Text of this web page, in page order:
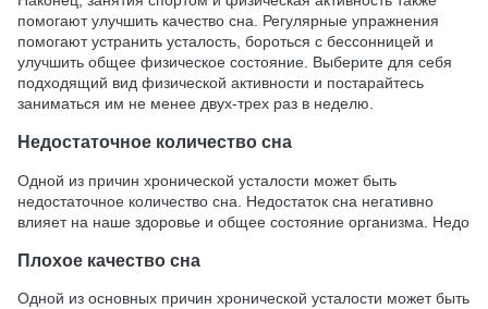
помогают улучшить качество сна. Регулярные упражнения
помогают устранить усталость, бороться с бессонницей и
улучшить общее физическое состояние. Выберите для себя
подходящий вид физической активности и постарайтесь
заниматься им не менее двух-трех раз в неделю.
Недостаточное количество сна
Одной из причин хронической усталости может быть
недостаточное количество сна. Недостаток сна негативно
влияет на наше здоровье и общее состояние организма. Недо
Плохое качество сна
Одной из основных причин хронической усталости может быть